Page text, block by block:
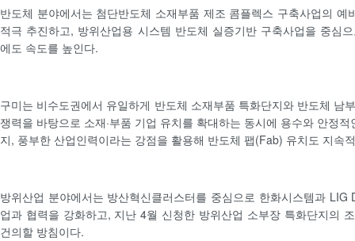
반도체 분야에서는 첨단반도체 소재부품 제조 콤플렉스 구축사업의 예
적극 추진하고, 방위산업용 시스템 반도체 실증기반 구축사업을 중심
에도 속도를 높인다.
구미는 비수도권에서 유일하게 반도체 소재부품 특화단지와 반도체 남
쟁력을 바탕으로 소재·부품 기업 유치를 확대하는 동시에 용수와 안정
지, 풍부한 산업인력이라는 강점을 활용해 반도체 팹(Fab) 유치도 지속
방위산업 분야에서는 방산혁신클러스터를 중심으로 한화시스템과 LIG
업과 협력을 강화하고, 지난 4월 신청한 방위산업 소부장 특화단지의
건의할 방침이다.